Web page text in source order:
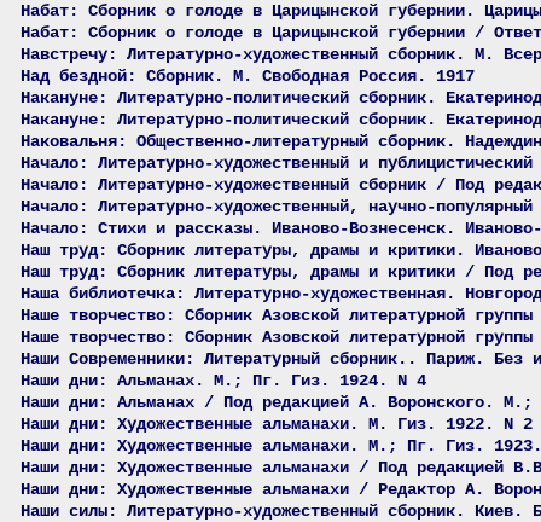
Набат: Сборник о голоде в Царицынской губернии.
Набат: Сборник о голоде в Царицынской губернии /
Навстречу: Литературно-художественный сборник. М.
Над бездной: Сборник. М. Свободная Россия. 1917
Накануне: Литературно-политический сборник.
Накануне: Литературно-политический сборник.
Наковальня: Общественно-литературный сборник.
Начало: Литературно-художественный и
Начало: Литературно-художественный сборник / Под
Начало: Литературно-художественный, научно-
Начало: Стихи и рассказы. Иваново-Вознесенск.
Наш труд: Сборник литературы, драмы и критики.
Наш труд: Сборник литературы, драмы и критики / Под
Наша библиотечка: Литературно-художественная.
Наше творчество: Сборник Азовской литературной
Наше творчество: Сборник Азовской литературной
Наши Современники: Литературный сборник.. Париж.
Наши дни: Альманах. М.; Пг. Гиз. 1924. N 4
Наши дни: Альманах / Под редакцией А. Воронского.
Наши дни: Художественные альманахи. М. Гиз. 1922. N 2
Наши дни: Художественные альманахи. М.; Пг. Гиз.
Наши дни: Художественные альманахи / Под редакцией
Наши дни: Художественные альманахи / Редактор А.
Наши силы: Литературно-художественный сборник. Киев.